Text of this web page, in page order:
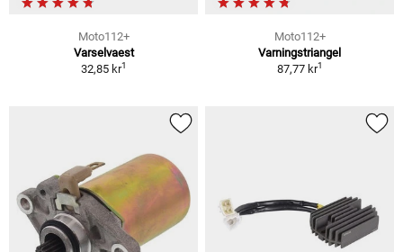
Moto112+
Varselvaest
32,85 kr1
Moto112+
Varningstriangel
87,77 kr1